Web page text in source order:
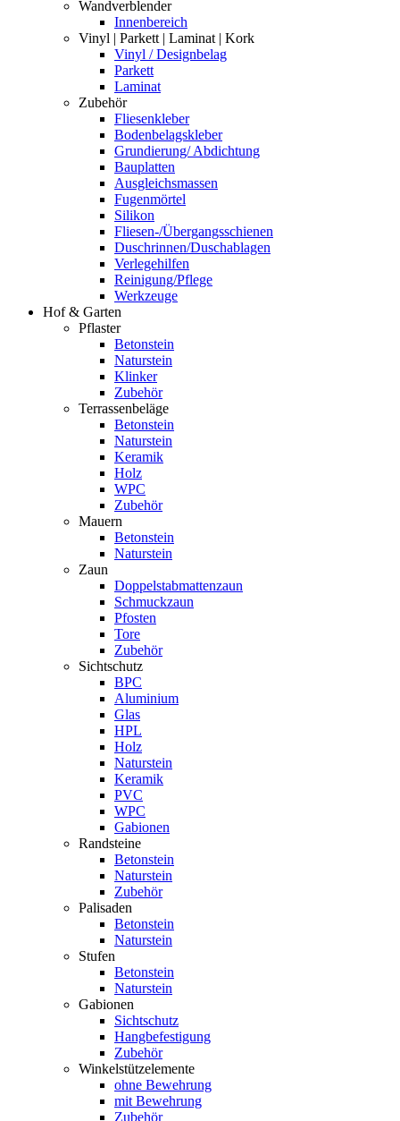
Wandverblender
Innenbereich
Vinyl | Parkett | Laminat | Kork
Vinyl / Designbelag
Parkett
Laminat
Zubehör
Fliesenkleber
Bodenbelagskleber
Grundierung/ Abdichtung
Bauplatten
Ausgleichsmassen
Fugenmörtel
Silikon
Fliesen-/Übergangsschienen
Duschrinnen/Duschablagen
Verlegehilfen
Reinigung/Pflege
Werkzeuge
Hof & Garten
Pflaster
Betonstein
Naturstein
Klinker
Zubehör
Terrassenbeläge
Betonstein
Naturstein
Keramik
Holz
WPC
Zubehör
Mauern
Betonstein
Naturstein
Zaun
Doppelstabmattenzaun
Schmuckzaun
Pfosten
Tore
Zubehör
Sichtschutz
BPC
Aluminium
Glas
HPL
Holz
Naturstein
Keramik
PVC
WPC
Gabionen
Randsteine
Betonstein
Naturstein
Zubehör
Palisaden
Betonstein
Naturstein
Stufen
Betonstein
Naturstein
Gabionen
Sichtschutz
Hangbefestigung
Zubehör
Winkelstützelemente
ohne Bewehrung
mit Bewehrung
Zubehör